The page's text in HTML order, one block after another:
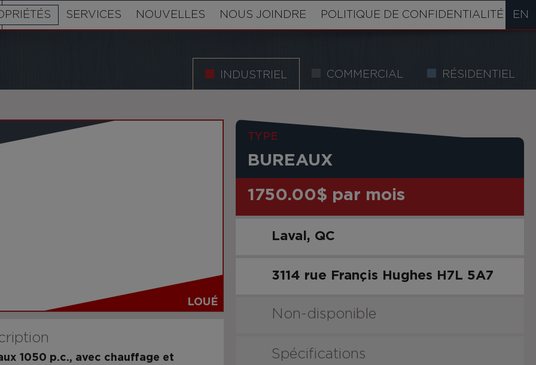
SERVICES NOUVELLES NOUS JOINDRE POLITIQUE DE CONFIDENTIALITÉ EN
INDUSTRIEL COMMERCIAL RÉSIDENTIEL
LOUÉ
TYPE
BUREAUX
1750.00$ par mois
Laval QC
3114 rue Françis Hughes H7L 5A7
Non-disponible
Spécifications
1050 p.c., avec chauffage et